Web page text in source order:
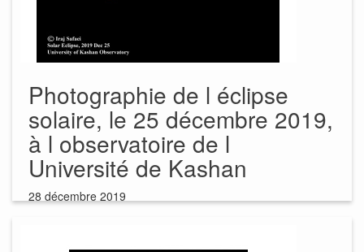
Photographie de l éclipse
solaire, le 25 décembre 2019,
à l observatoire de l
Université de Kashan
28 décembre 2019